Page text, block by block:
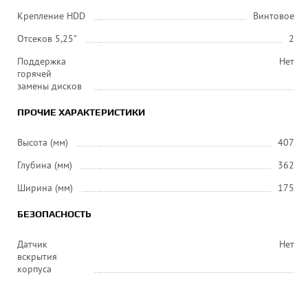
Крепление HDD
Винтовое
Отсеков 5,25"
2
Поддержка
горячей
замены дисков
Нет
ПРОЧИЕ ХАРАКТЕРИСТИКИ
Высота (мм)
407
Глубина (мм)
362
Ширина (мм)
175
БЕЗОПАСНОСТЬ
Датчик
вскрытия
корпуса
Нет